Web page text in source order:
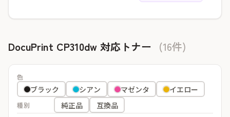
DocuPrint CP310dw 対応トナー (16件)
色
ブラック シアン マゼンタ イエロー
種別 純正品
互換品